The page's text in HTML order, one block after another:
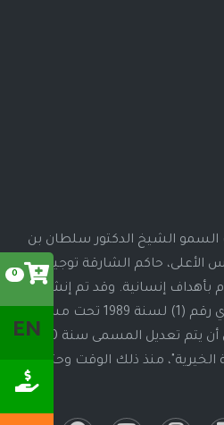
0
EN
صاحب السمو الشيخ الدكتور سلطان بن
حاكم الشارقة توجيهاته
إنسانية. وقد تم إنشاء
ذلك الصرح بالمرسوم الأميري رقم (1) لسنة 1989 تحت مسمى
"جمعية الأعمال الخيرية" قبل أن يتم تعديل المسمى سنة 2000م،
منذ ذلك الوقت وحتى الآن